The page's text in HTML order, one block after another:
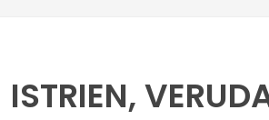
ISTRIEN,